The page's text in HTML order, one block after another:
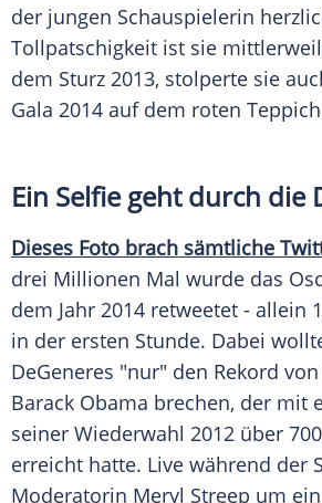
der jungen Schauspielerin
Tollpatschigkeit ist sie
dem Sturz 2013, stolperte sie
Gala 2014 auf dem roten
Ein Selfie geht durch die
Dieses Foto brach sämtliche
drei Millionen Mal wurde das
dem Jahr 2014 retweetet - allein
in der ersten Stunde. Dabei
DeGeneres "nur" den Rekord
Barack Obama brechen, der mit
seiner Wiederwahl 2012 über
erreicht hatte. Live während der
Moderatorin Meryl Streep um